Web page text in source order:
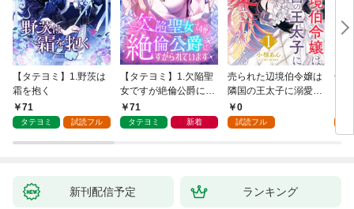
【タテヨミ】1.野茨は
霜を抱く
71
タテヨミ 試読フル
【タテヨミ】1.欠陥聖
女ですが絶倫公爵にす
がられています
71
タテヨミ 新着
売られた辺境伯令嬢は
隣国の王太子に溺愛さ
れる 1
0
試読フル
千
家
新刊配信予定 ランキング